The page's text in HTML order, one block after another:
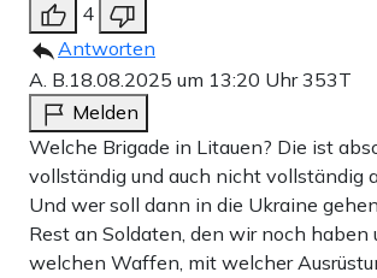
4
Antworten
A. B.18.08.2025 um 13:20 Uhr353T
Melden
Welche Brigade in Litauen? Die ist
vollständig und auch nicht vollständig
Und wer soll dann in die Ukraine
Rest an Soldaten, den wir noch haben
welchen Waffen, mit welcher